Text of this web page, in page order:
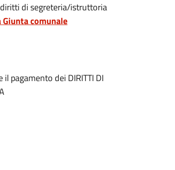
di segreteria/istruttoria
comunale
pagamento dei DIRITTI DI